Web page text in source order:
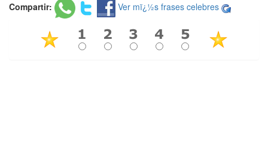
Compartir: Ver mï¿½s frases celebres